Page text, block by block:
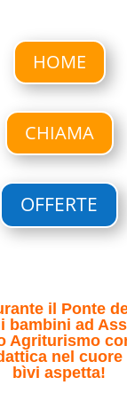
HOME
CHIAMA
OFFERTE
il Ponte
bambini ad
Agriturismo
nel cuore
bìvi aspetta!